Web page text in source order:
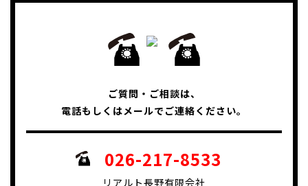
ご質問・ご相談は、
電話もしくはメールでご連絡ください。
026-217-8533
リアルト長野有限会社